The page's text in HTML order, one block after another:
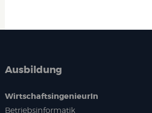
Ausbildung
WirtschaftsingenieurIn
Betriebsinformatik